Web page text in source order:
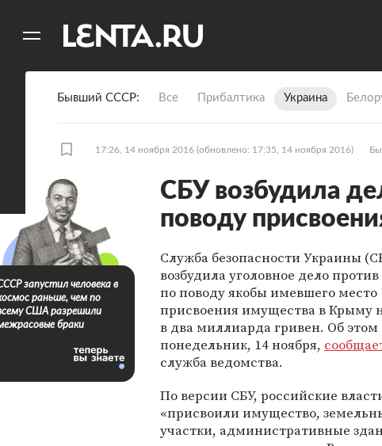
Бывший СССР Все Прибалтика Украина
17:26, 14 ноября 2016 (обновлено: 17:35, 14 ноября 2016)
СБУ возбудила
поводу
Служба безопасности Украины
возбудила уголовное дело
по поводу якобы имевшего место
присвоения имущества в Крыму
в два миллиарда гривен. Об этом
понедельник, 14 ноября,
служба ведомства.
По версии СБУ, российские
«присвоили имущество,
участки, административные
запустил человека в
раньше, чем по
США разрешили
браки